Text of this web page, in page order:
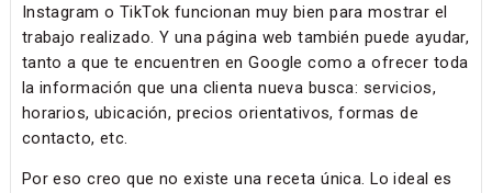
Instagram o TikTok funcionan muy bien para mostrar el
trabajo realizado. Y una página web también puede ayudar,
tanto a que te encuentren en Google como a ofrecer toda
la información que una clienta nueva busca: servicios,
horarios, ubicación, precios orientativos, formas de
contacto, etc.
Por eso creo que no existe una receta única. Lo ideal es